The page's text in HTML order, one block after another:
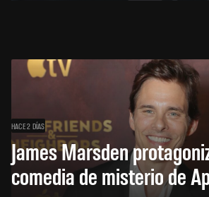
HACE 2 DÍAS
James Marsden
comedia de misterio de